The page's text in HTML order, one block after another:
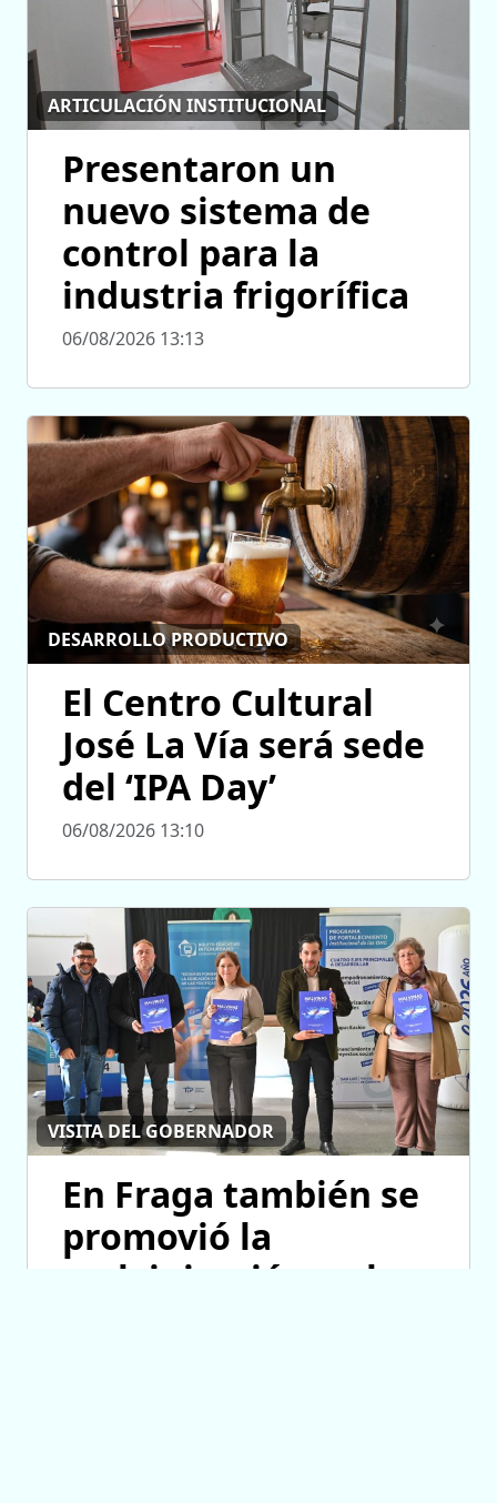
ARTICULACIÓN INSTITUCIONAL
Presentaron un
nuevo sistema de
control para la
industria frigorífica
06/08/2026 13:13
DESARROLLO PRODUCTIVO
El Centro Cultural
José La Vía será sede
del ‘IPA Day’
06/08/2026 13:10
VISITA DEL GOBERNADOR
En Fraga también se
promovió la
malvinización y el